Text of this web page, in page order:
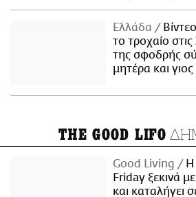
Ελλάδα
το τροχαίο
της σφοδρής
μητέρα και γιος
THE GOOD LIFO
Good Living
Η
Friday ξεκινά
και καταλήγει